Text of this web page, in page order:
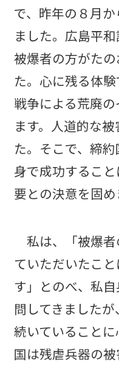
で、昨年の８月
ました。広島平
被爆者の方がた
た。心に残る体験
戦争による荒廃
ます。人道的な
た。そこで、締
身で成功するこ
要との決意を固め
私は、「被爆者
ていただいたこ
す」とのべ、私
問してきました
続いていること
国は残虐兵器の